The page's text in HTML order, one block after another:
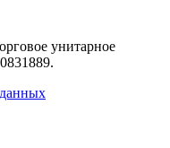
унитарное
.